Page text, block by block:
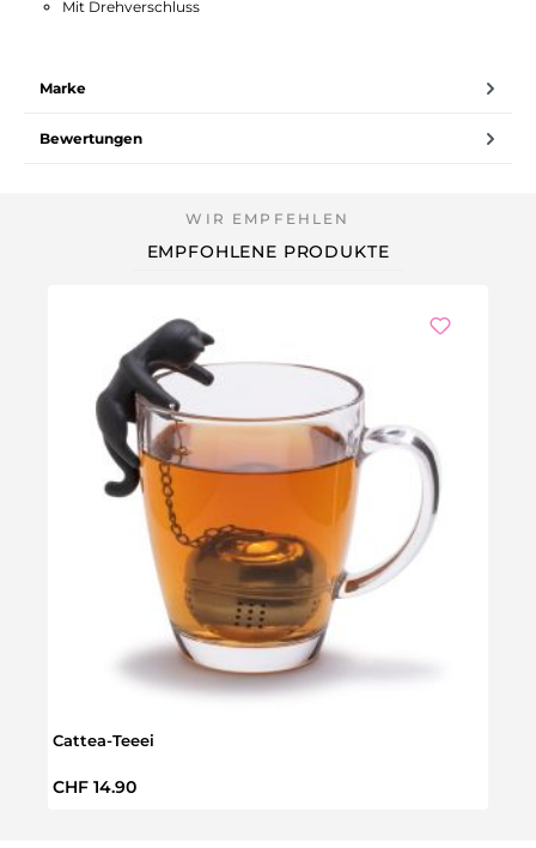
Mit Drehverschluss
Marke
Bewertungen
EMPFOHLENE PRODUKTE
Cattea-Teeei
Regulärer Preis:
CHF 14.90